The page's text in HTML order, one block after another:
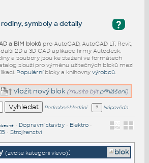
?
rodiny, symboly a detaily
a BIM blokůpro AutoCAD, AutoCAD LT, Revit,
2D a 3D CAD aplikace firmy Autodesk.
a soubory jsou ke stažení ve formátech
slouží pro výměnu užitečných bloků mezi
Populárníbloky a knihovny výrobců.
Vložit nový blok (musíte být přihlášeni)
Podrobné hledání Nápověda
• Dopravní stavby• Elektro•
• Strojírenství
(zvolte kategorii vlevo): blok